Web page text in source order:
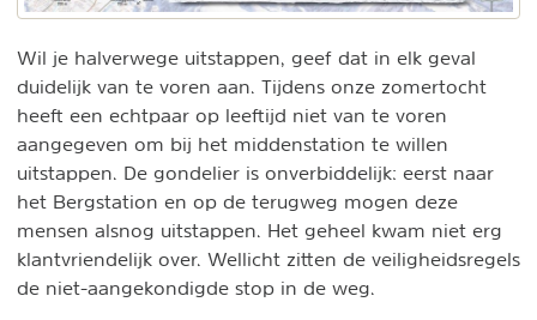
Wil je halverwege uitstappen, geef dat in elk geval
duidelijk van te voren aan. Tijdens onze zomertocht
heeft een echtpaar op leeftijd niet van te voren
aangegeven om bij het middenstation te willen
uitstappen. De gondelier is onverbiddelijk: eerst naar
het Bergstation en op de terugweg mogen deze
mensen alsnog uitstappen. Het geheel kwam niet erg
klantvriendelijk over. Wellicht zitten de veiligheidsregels
de niet-aangekondigde stop in de weg.